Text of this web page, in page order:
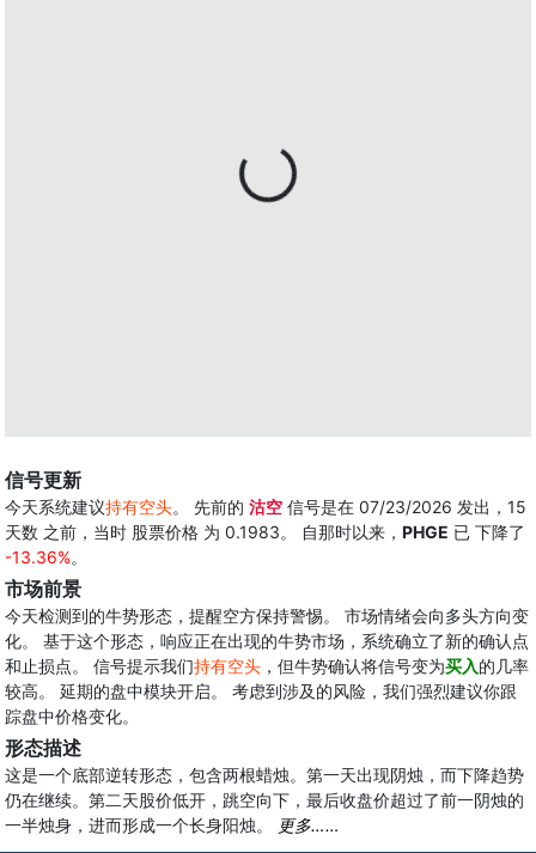
信号更新
今天系统建议持有空头。 先前的 沽空 信号是在 07/23/2026 发出，15
天数 之前，当时 股票价格 为 0.1983。 自那时以来， PHGE 已 下降了
-13.36%。
市场前景
今天检测到的牛势形态，提醒空方保持警惕。 市场情绪会向多头方向变
化。 基于这个形态，响应正在出现的牛势市场，系统确立了新的确认点
和止损点。 信号提示我们持有空头 ，但牛势确认将信号变为买入的几率
较高。 延期的盘中模块开启。 考虑到涉及的风险，我们强烈建议你跟
踪盘中价格变化。
形态描述
这是一个底部逆转形态，包含两根蜡烛。第一天出现阴烛，而下降趋势
仍在继续。第二天股价低开，跳空向下，最后收盘价超过了前一阴烛的
一半烛身，进而形成一个长身阳烛。
更多……